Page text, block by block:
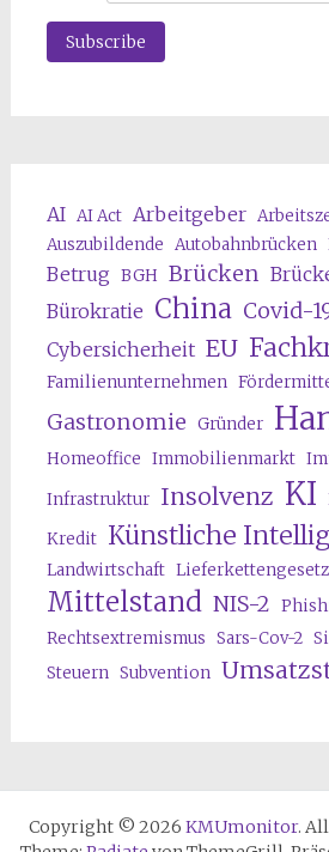
AI AI Act Arbeitgeber
Auszubildende Autobahnbrücken
Betrug BGH Brücken
Bürokratie China Covid-
Cybersicherheit EU
Familienunternehmen
Gastronomie Gründer
Homeoffice Immobilienmarkt
Infrastruktur Insolvenz KI
Kredit Künstliche
Landwirtschaft Lieferkettengesetz
Mittelstand NIS-2
Rechtsextremismus Sars-Cov-2
Steuern Subvention
Copyright © 2026 KMUmonitor.